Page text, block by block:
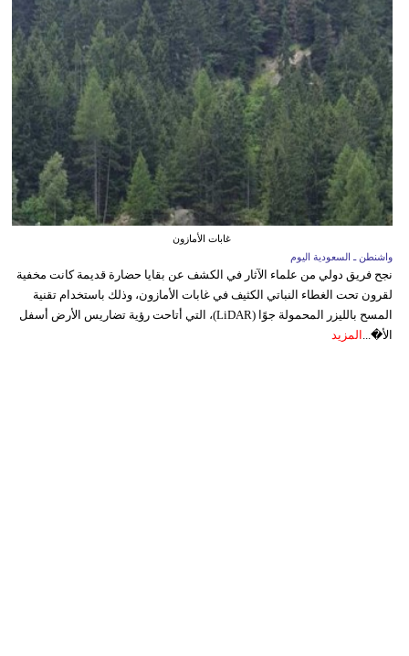
غابات الأمازون
واشنطن ـ السعودية اليوم
نجح فريق دولي من علماء الآثار في الكشف عن بقايا حضارة قديمة كانت مخفية
لقرون تحت الغطاء النباتي الكثيف في غابات الأمازون، وذلك باستخدام تقنية
المسح بالليزر المحمولة جوًا (LiDAR)، التي أتاحت رؤية تضاريس الأرض أسفل
الأ�... المزيد